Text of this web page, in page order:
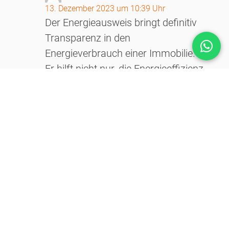
13. Dezember 2023 um 10:39 Uhr
Der Energieausweis bringt definitiv
Transparenz in den
Energieverbrauch einer Immobilie.
Er hilft nicht nur, die Energieeffizienz